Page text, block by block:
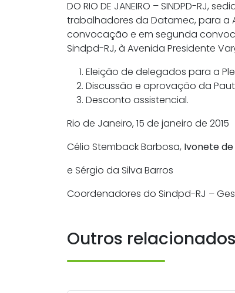
DO RIO DE JANEIRO – SINDPD-
trabalhadores da Datamec, para a
convocação e em segunda
Sindpd-RJ, à Avenida Presidente
Eleição de delegados para a
Discussão e aprovação da
Desconto assistencial.
Rio de Janeiro, 15 de janeiro de 2015
Célio Stemback Barbosa, Ivonete
e Sérgio da Silva Barros
Coordenadores do Sindpd-RJ –
Outros relacionados